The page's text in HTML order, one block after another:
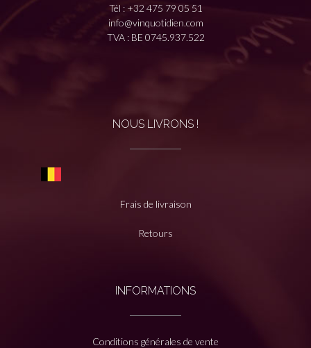
Tél : +32 475 79 05 51
info@vinquotidien.com
TVA : BE 0745.937.522
NOUS LIVRONS !
Frais de livraison
Retours
INFORMATIONS
Conditions générales de vente